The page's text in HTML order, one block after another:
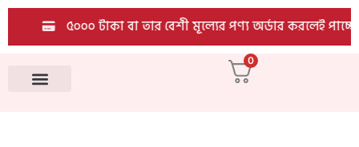
Skip
content
৫০০০ টাকা বা তার বেশী মূল্যের পণ্য অর্ডার করলেই
0